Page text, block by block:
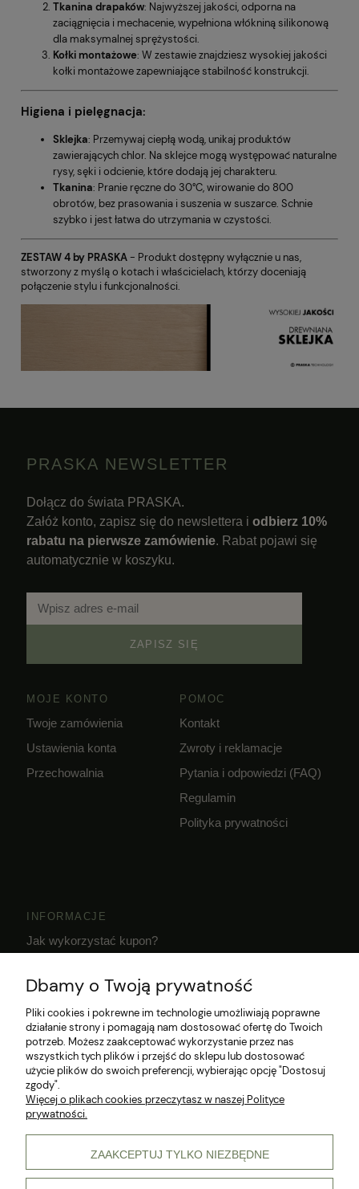
Tkanina drapaków: Najwyższej jakości, odporna na
zaciągnięcia i mechacenie, wypełniona włókniną silikonową
dla maksymalnej sprężystości.
Kołki montażowe: W zestawie znajdziesz wysokiej jakości
kołki montażowe zapewniające stabilność konstrukcji.
Higiena i pielęgnacja:
Sklejka: Przemywaj ciepłą wodą, unikaj produktów
zawierających chlor. Na sklejce mogą występować naturalne
rysy, sęki i odcienie, które dodają jej charakteru.
Tkanina: Pranie ręczne do 30°C, wirowanie do 800
obrotów, bez prasowania i suszenia w suszarce. Schnie
szybko i jest łatwa do utrzymania w czystości.
ZESTAW 4 by PRASKA- Produkt dostępny wyłącznie u nas,
stworzony z myślą o kotach i właścicielach, którzy doceniają
połączenie stylu i funkcjonalności.
PRASKA NEWSLETTER
Dołącz do świata PRASKA.
Załóż konto, zapisz się do newslettera i odbierz 10%
rabatu na pierwsze zamówienie. Rabat pojawi się
automatycznie w koszyku.
ZAPISZ SIĘ
MOJE KONTO
Twoje zamówienia
Ustawienia konta
Przechowalnia
POMOC
Kontakt
Zwroty i reklamacje
Pytania i odpowiedzi (FAQ)
Regulamin
Polityka prywatności
INFORMACJE
Jak wykorzystać kupon?
Klub Hodowcy VIP
© 2026 Wszelkie prawa zastrzeżone
Dbamy o Twoją prywatność
Pliki cookies i pokrewne im technologie umożliwiają poprawne
działanie strony i pomagają nam dostosować ofertę do Twoich
potrzeb. Możesz zaakceptować wykorzystanie przez nas
wszystkich tych plików i przejść do sklepu lub dostosować
użycie plików do swoich preferencji, wybierając opcję "Dostosuj
zgody".
Więcej o plikach cookies przeczytasz w naszej Polityce
prywatności.
ZAAKCEPTUJ TYLKO NIEZBĘDNE